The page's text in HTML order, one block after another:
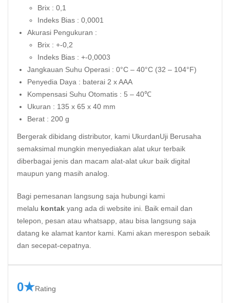
Brix : 0,1
Indeks Bias : 0,0001
Akurasi Pengukuran :
Brix : +-0,2
Indeks Bias : +-0,0003
Jangkauan Suhu Operasi : 0°C – 40°C (32 – 104°F)
Penyedia Daya : baterai 2 x AAA
Kompensasi Suhu Otomatis : 5 – 40℃
Ukuran : 135 x 65 x 40 mm
Berat : 200 g
Bergerak dibidang distributor, kami UkurdanUji Berusaha
semaksimal mungkin menyediakan alat ukur terbaik
diberbagai jenis dan macam alat-alat ukur baik digital
maupun yang masih analog.
Bagi pemesanan langsung saja hubungi kami
melalu kontak yang ada di website ini. Baik email dan
telepon, pesan atau whatsapp, atau bisa langsung saja
datang ke alamat kantor kami. Kami akan merespon sebaik
dan secepat-cepatnya.
0★Rating